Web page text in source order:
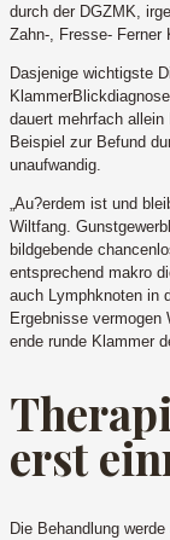
durch der DGZMK,
Zahn-, Fresse- Ferner
Dasjenige wichtigste
dauert mehrfach
Beispiel zur Befund
unaufwandig.
„Au?erdem ist und
Wiltfang.
bildgebende
entsprechend makro
auch Lymphknoten in
Ergebnisse
ende runde Klammer
erst
Die Behandlung